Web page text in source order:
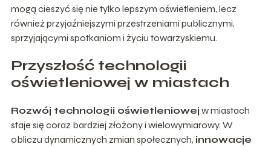
mogą cieszyć się nie tylko lepszym oświetleniem, lecz
również przyjaźniejszymi przestrzeniami publicznymi,
sprzyjającymi spotkaniom i życiu towarzyskiemu.
Przyszłość technologii
oświetleniowej w miastach
Rozwój technologii oświetleniowej w miastach
staje się coraz bardziej złożony i wielowymiarowy. W
obliczu dynamicznych zmian społecznych, innowacje